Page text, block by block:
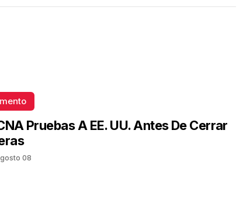
Pruebas A EE. UU. Antes De Cerrar
08